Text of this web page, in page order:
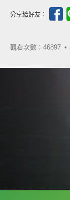
分享給好友：
觀看次數：46897 •